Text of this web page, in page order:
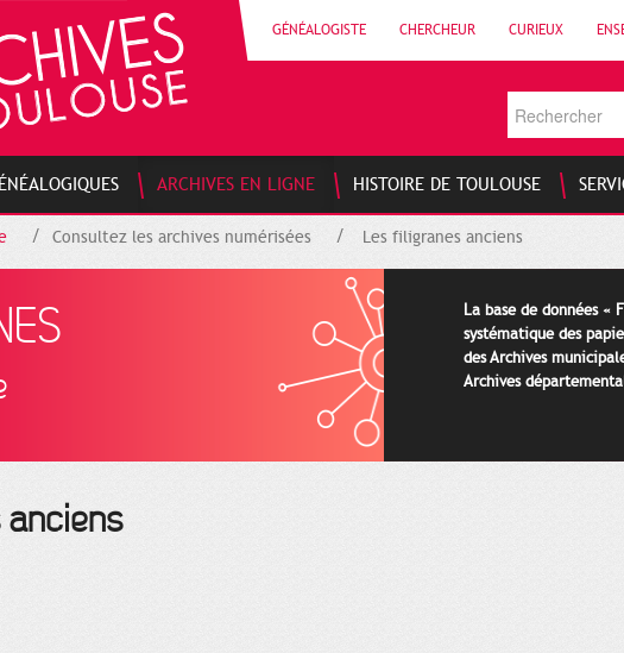
GÉNÉALOGISTE CHERCHEUR CURIEUX
ARCHIVES EN LIGNE HISTOIRE DE TOULOUSE
Consultez les archives numérisées Les filigranes anciens
La base de données
systématique des
des Archives
Archives
anciens